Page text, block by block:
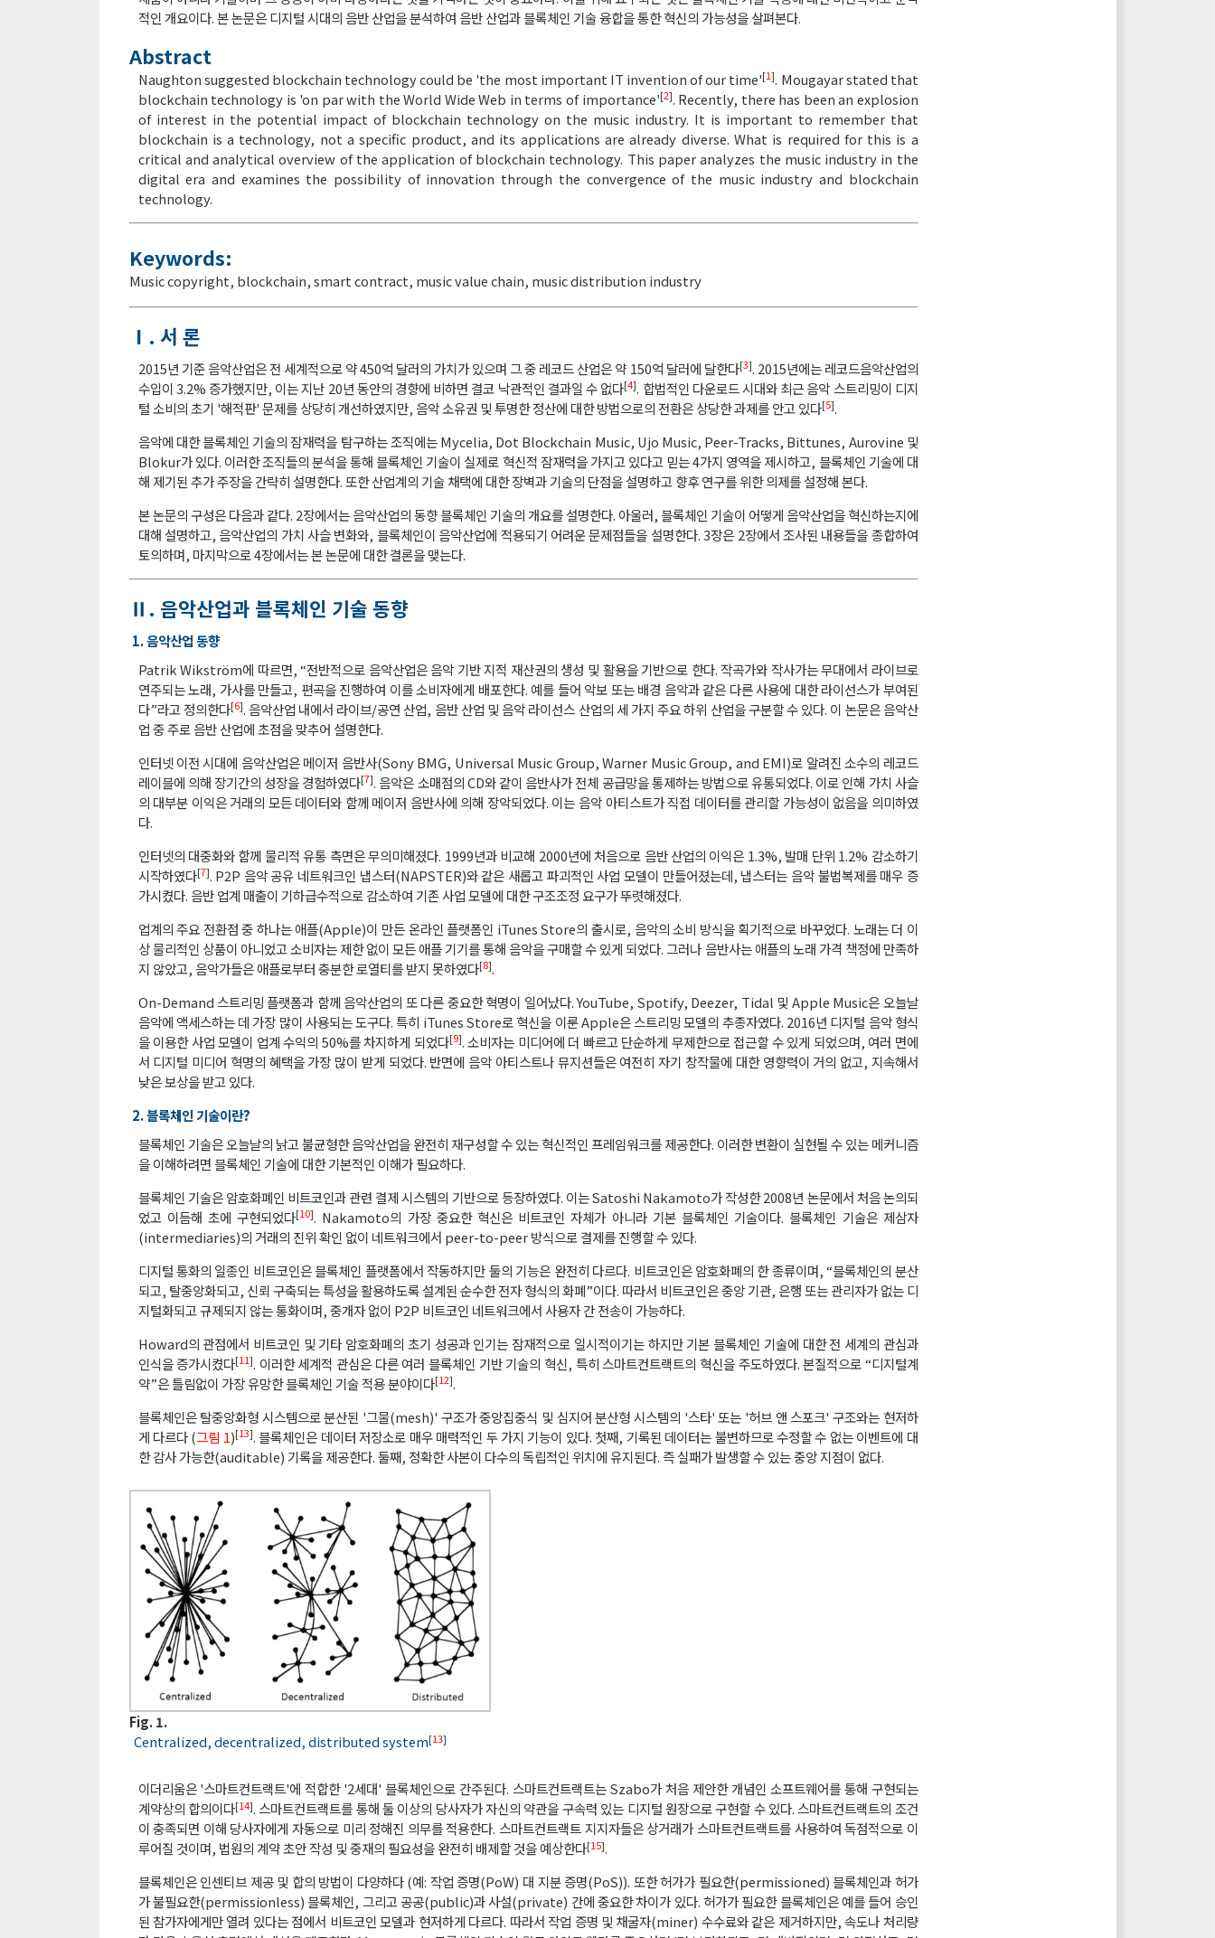
적인 개요이다. 본 논문은 디지털 시대의 음반 산업을 분석하여 음반 산업과 블록체인 기술 융합을 통한 혁신의 가능성을 살펴본다.
Abstract
Naughton suggested blockchain technology could be 'the most important IT invention of our time'[1]. Mougayar stated that
blockchain technology is 'on par with the World Wide Web in terms of importance'[2]. Recently, there has been an explosion
of interest in the potential impact of blockchain technology on the music industry. It is important to remember that
blockchain is a technology, not a specific product, and its applications are already diverse. What is required for this is a
critical and analytical overview of the application of blockchain technology. This paper analyzes the music industry in the
digital era and examines the possibility of innovation through the convergence of the music industry and blockchain
technology.
Keywords:
Music copyright, blockchain,smart contract, music value chain, music distribution industry
Ⅰ. 서 론
2015년 기준 음악산업은 전 세계적으로 약 450억 달러의 가치가 있으며 그 중 레코드 산업은 약 150억 달러에 달한다[3]. 2015년에는 레코드음악산업의
수입이 3.2% 증가했지만, 이는 지난 20년 동안의 경향에 비하면 결코 낙관적인 결과일 수 없다[4]. 합법적인 다운로드 시대와 최근 음악 스트리밍이 디지
털 소비의 초기 '해적판' 문제를 상당히 개선하였지만, 음악 소유권 및 투명한 정산에 대한 방법으로의 전환은 상당한 과제를 안고 있다[5].
음악에 대한 블록체인 기술의 잠재력을 탐구하는 조직에는 Mycelia, Dot Blockchain Music, Ujo Music, Peer-Tracks, Bittunes, Aurovine 및
Blokur가 있다. 이러한 조직들의 분석을 통해 블록체인 기술이 실제로 혁신적 잠재력을 가지고 있다고 믿는 4가지 영역을 제시하고, 블록체인 기술에 대
해 제기된 추가 주장을 간략히 설명한다. 또한 산업계의 기술 채택에 대한 장벽과 기술의 단점을 설명하고 향후 연구를 위한 의제를 설정해 본다.
본 논문의 구성은 다음과 같다. 2장에서는 음악산업의 동향 블록체인 기술의 개요를 설명한다. 아울러, 블록체인 기술이 어떻게 음악산업을 혁신하는지에
대해 설명하고, 음악산업의 가치 사슬 변화와, 블록체인이 음악산업에 적용되기 어려운 문제점들을 설명한다. 3장은 2장에서 조사된 내용들을 종합하여
토의하며, 마지막으로 4장에서는 본 논문에 대한 결론을 맺는다.
Ⅱ. 음악산업과 블록체인 기술 동향
1. 음악산업 동향
Patrik Wikström에 따르면, “전반적으로 음악산업은 음악 기반 지적 재산권의 생성 및 활용을 기반으로 한다. 작곡가와 작사가는 무대에서 라이브로
연주되는 노래, 가사를 만들고, 편곡을 진행하여 이를 소비자에게 배포한다. 예를 들어 악보 또는 배경 음악과 같은 다른 사용에 대한 라이선스가 부여된
다”라고 정의한다[6]. 음악산업 내에서 라이브/공연 산업, 음반 산업 및 음악 라이선스 산업의 세 가지 주요 하위 산업을 구분할 수 있다. 이 논문은 음악산
업 중 주로 음반 산업에 초점을 맞추어 설명한다.
인터넷 이전 시대에 음악산업은 메이저 음반사(Sony BMG, Universal Music Group, Warner Music Group, and EMI)로 알려진 소수의 레코드
레이블에 의해 장기간의 성장을 경험하였다[7]. 음악은 소매점의 CD와 같이 음반사가 전체 공급망을 통제하는 방법으로 유통되었다. 이로 인해 가치 사슬
의 대부분 이익은 거래의 모든 데이터와 함께 메이저 음반사에 의해 장악되었다. 이는 음악 아티스트가 직접 데이터를 관리할 가능성이 없음을 의미하였
다.
인터넷의 대중화와 함께 물리적 유통 측면은 무의미해졌다. 1999년과 비교해 2000년에 처음으로 음반 산업의 이익은 1.3%, 발매 단위 1.2% 감소하기
시작하였다[7]. P2P 음악 공유 네트워크인 냅스터(NAPSTER)와 같은 새롭고 파괴적인 사업 모델이 만들어졌는데, 냅스터는 음악 불법복제를 매우 증
가시켰다. 음반 업계 매출이 기하급수적으로 감소하여 기존 사업 모델에 대한 구조조정 요구가 뚜렷해졌다.
업계의 주요 전환점 중 하나는 애플(Apple)이 만든 온라인 플랫폼인 iTunes Store의 출시로, 음악의 소비 방식을 획기적으로 바꾸었다. 노래는 더 이
상 물리적인 상품이 아니었고 소비자는 제한 없이 모든 애플 기기를 통해 음악을 구매할 수 있게 되었다. 그러나 음반사는 애플의 노래 가격 책정에 만족하
지 않았고, 음악가들은 애플로부터 충분한 로열티를 받지 못하였다[8].
On-Demand 스트리밍 플랫폼과 함께 음악산업의 또 다른 중요한 혁명이 일어났다. YouTube, Spotify, Deezer, Tidal 및 Apple Music은 오늘날
음악에 액세스하는 데 가장 많이 사용되는 도구다. 특히 iTunes Store로 혁신을 이룬 Apple은 스트리밍 모델의 추종자였다. 2016년 디지털 음악 형식
을 이용한 사업 모델이 업계 수익의 50%를 차지하게 되었다[9]. 소비자는 미디어에 더 빠르고 단순하게 무제한으로 접근할 수 있게 되었으며, 여러 면에
서 디지털 미디어 혁명의 혜택을 가장 많이 받게 되었다. 반면에 음악 아티스트나 뮤지션들은 여전히 ​​자기 창작물에 대한 영향력이 거의 없고, 지속해서
낮은 보상을 받고 있다.
2. 블록체인 기술이란?
블록체인 기술은 오늘날의 낡고 불균형한 음악산업을 완전히 재구성할 수 있는 혁신적인 프레임워크를 제공한다. 이러한 변환이 실현될 수 있는 메커니즘
을 이해하려면 블록체인 기술에 대한 기본적인 이해가 필요하다.
블록체인 기술은 암호화폐인 비트코인과 관련 결제 시스템의 기반으로 등장하였다. 이는 Satoshi Nakamoto가 작성한 2008년 논문에서 처음 논의되
었고 이듬해 초에 구현되었다[10]. Nakamoto의 가장 중요한 혁신은 비트코인 ​​자체가 아니라 기본 블록체인 기술이다. 블록체인 기술은 제삼자
(intermediaries)의 거래의 진위 확인 없이 네트워크에서 peer-to-peer 방식으로 결제를 진행할 수 있다.
디지털 통화의 일종인 비트코인은 블록체인 플랫폼에서 작동하지만 둘의 기능은 완전히 다르다. 비트코인은 암호화폐의 한 종류이며, “블록체인의 분산
되고, 탈중앙화되고, 신뢰 구축되는 특성을 활용하도록 설계된 순수한 전자 형식의 화폐”이다. 따라서 비트코인은 중앙 기관, 은행 또는 관리자가 없는 디
지털화되고 규제되지 않는 통화이며, 중개자 없이 P2P 비트코인 네트워크에서 사용자 간 전송이 가능하다.
Howard의 관점에서 비트코인 및 기타 암호화폐의 초기 성공과 인기는 잠재적으로 일시적이기는 하지만 기본 블록체인 기술에 대한 전 세계의 관심과
인식을 증가시켰다[11]. 이러한 세계적 관심은 다른 여러 블록체인 기반 기술의 혁신, 특히 스마트컨트랙트의 혁신을 주도하였다. 본질적으로 “디지털계
약”은 틀림없이 가장 유망한 블록체인 기술 적용 분야이다[12].
블록체인은 탈중앙화형 시스템으로 분산된 '그물(mesh)' 구조가 중앙집중식 및 심지어 분산형 시스템의 '스타' 또는 '허브 앤 스포크' 구조와는 현저하
게 다르다 (그림 1)[13]. 블록체인은 데이터 저장소로 매우 매력적인 두 가지 기능이 있다. 첫째, 기록된 데이터는 불변하므로 수정할 수 없는 이벤트에 대
한 감사 가능한(auditable) 기록을 제공한다. 둘째, 정확한 사본이 다수의 독립적인 위치에 유지된다. 즉 실패가 발생할 수 있는 중앙 지점이 없다.
Fig. 1.
Centralized, decentralized, distributed system[13]
이더리움은 '스마트컨트랙트'에 적합한 '2세대' 블록체인으로 간주된다. 스마트컨트랙트는 Szabo가 처음 제안한 개념인 소프트웨어를 통해 구현되는
계약상의 합의이다[14]. 스마트컨트랙트를 통해 둘 이상의 당사자가 자신의 약관을 구속력 있는 디지털 원장으로 구현할 수 있다. 스마트컨트랙트의 조건
이 충족되면 이해 당사자에게 자동으로 미리 정해진 의무를 적용한다. 스마트컨트랙트 지지자들은 상거래가 스마트컨트랙트를 사용하여 독점적으로 이
루어질 것이며, 법원의 계약 초안 작성 및 중재의 필요성을 완전히 배제할 것을 예상한다[15].
블록체인은 인센티브 제공 및 합의 방법이 다양하다 (예: 작업 증명(PoW) 대 지분 증명(PoS)). 또한 허가가 필요한(permissioned) 블록체인과 허가
가 불필요한(permissionless) 블록체인, 그리고 공공(public)과 사설(private) 간에 중요한 차이가 있다. 허가가 필요한 블록체인은 예를 들어 승인
된 참가자에게만 열려 있다는 점에서 비트코인 ​​모델과 현저하게 다르다. 따라서 작업 증명 및 채굴자(miner) 수수료와 같은 제거하지만, 속도나 처리량